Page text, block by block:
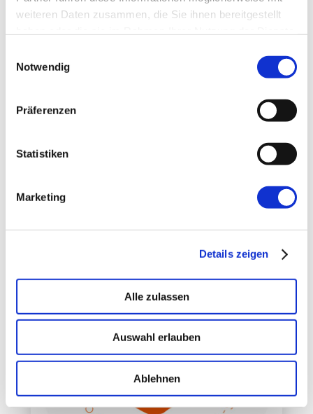
weiteren Daten zusammen, die Sie ihnen bereitgestellt
Notwendig
Präferenzen
Statistiken
Marketing
Details zeigen
Alle zulassen
Auswahl erlauben
Ablehnen
Einfaches Testen von iOS-Apps